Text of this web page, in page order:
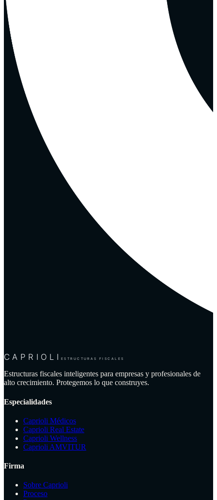
CAPRIOLIESTRUCTURAS FISCALES
Estructuras fiscales inteligentes para empresas y profesionales de
alto crecimiento. Protegemos lo que construyes.
Especialidades
Caprioli Médicos
Caprioli Real Estate
Caprioli Wellness
Caprioli AMVITUR
Firma
Sobre Caprioli
Proceso